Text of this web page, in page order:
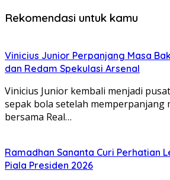
Rekomendasi untuk kamu
Vinicius Junior Perpanjang Masa
dan Redam Spekulasi Arsenal
Vinicius Junior kembali menjadi
sepak bola setelah memperpanjang
bersama Real…
Ramadhan Sananta Curi Perhatian
Piala Presiden 2026